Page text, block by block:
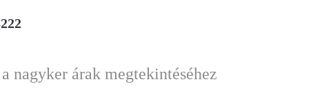
nagyker árak megtekintéséhez